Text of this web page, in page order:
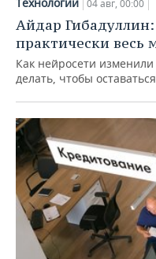
04 авг, 00:00
Айдар
практически весь
Как нейросети
делать, чтобы